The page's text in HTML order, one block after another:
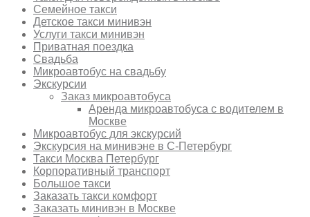
Семейное такси
Детское такси минивэн
Услуги такси минивэн
Приватная поездка
Свадьба
Микроавтобус на свадьбу
Экскурсии
Заказ микроавтобуса
Аренда микроавтобуса с водителем в
Москве
Микроавтобус для экскурсий
Экскурсия на минивэне в С-Петербург
Такси Москва Петербург
Корпоративный транспорт
Большое такси
Заказать такси комфорт
Заказать минивэн в Москве